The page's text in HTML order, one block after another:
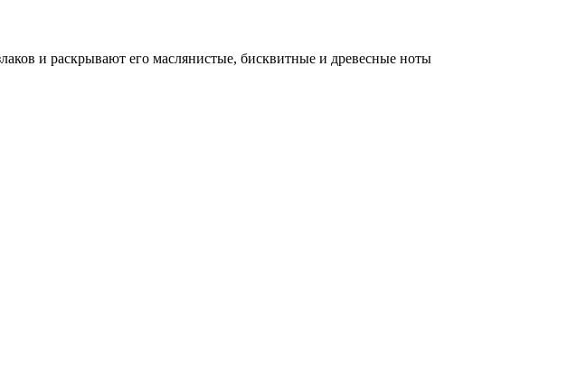
и раскрывают его маслянистые, бисквитные и древесные ноты